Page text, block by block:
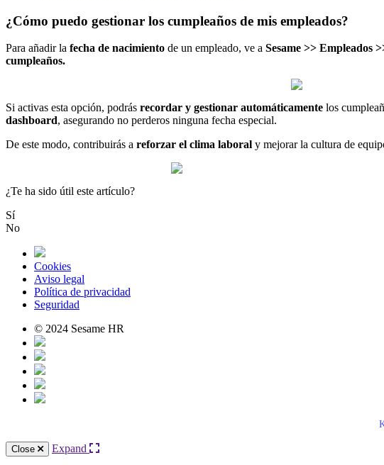
¿Cómo puedo gestionar los cumpleaños de mis empleados?
Para añadir la fecha de nacimiento de un empleado, ve a Sesame >> Empleados >
cumpleaños.
Si activas esta opción, podrás recordar y gestionar automáticamente los cumpleañ
dashboard, asegurando no perderos ninguna fecha especial.
De este modo, contribuirás a reforzar el clima laboral y mejorar la cultura de
¿Te ha sido útil este artículo?
Sí
No
Cookies
Aviso legal
Política de privacidad
Seguridad
© 2024 Sesame HR
Close Expand